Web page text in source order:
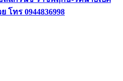
โทร 0944836998